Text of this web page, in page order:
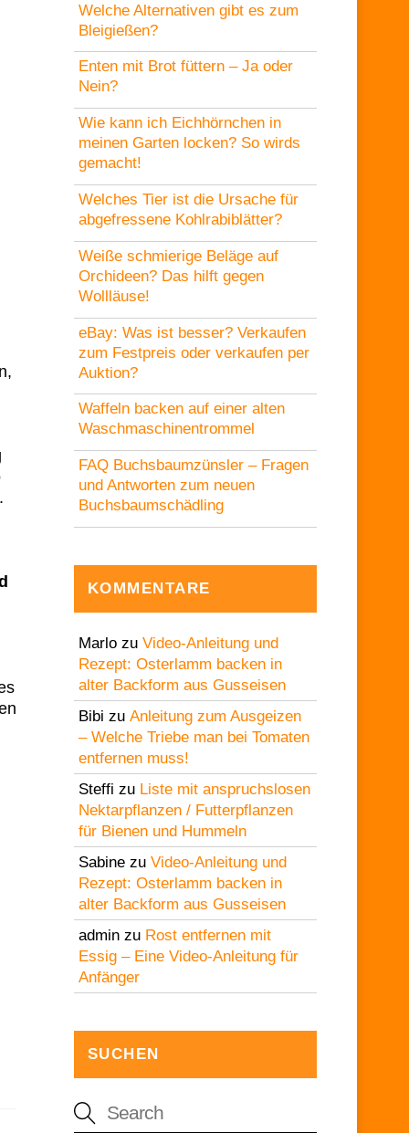
Welche Alternativen gibt es zum
Bleigießen?
Enten mit Brot füttern – Ja oder
Nein?
Wie kann ich Eichhörnchen in
meinen Garten locken? So wirds
gemacht!
Welches Tier ist die Ursache für
abgefressene Kohlrabiblätter?
Weiße schmierige Beläge auf
Orchideen? Das hilft gegen
Wollläuse!
eBay: Was ist besser? Verkaufen
zum Festpreis oder verkaufen per
Auktion?
Waffeln backen auf einer alten
Waschmaschinentrommel
FAQ Buchsbaumzünsler – Fragen
und Antworten zum neuen
Buchsbaumschädling
KOMMENTARE
Marlozu Video-Anleitung und
Rezept: Osterlamm backen in
alter Backform aus Gusseisen
Bibi zu Anleitung zum Ausgeizen
– Welche Triebe man bei Tomaten
entfernen muss!
Steffi zu Liste mit anspruchslosen
Nektarpflanzen / Futterpflanzen
für Bienen und Hummeln
Sabinezu Video-Anleitung und
Rezept: Osterlamm backen in
alter Backform aus Gusseisen
adminzu Rost entfernen mit
Essig – Eine Video-Anleitung für
Anfänger
SUCHEN